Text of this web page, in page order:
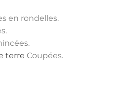
en rondelles.
terre Coupées.